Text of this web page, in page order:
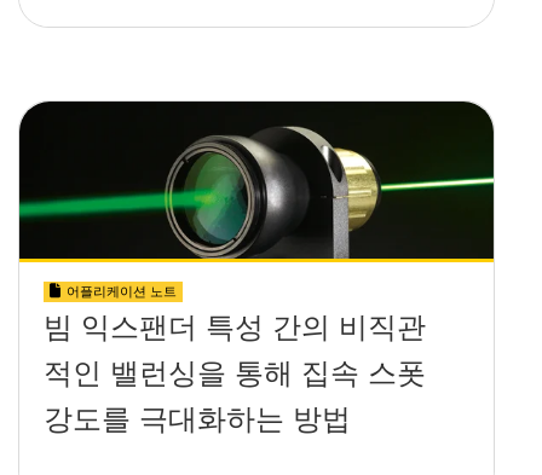
어플리케이션 노트
빔 익스팬더 특성 간의 비직관
적인 밸런싱을 통해 집속 스폿
강도를 극대화하는 방법